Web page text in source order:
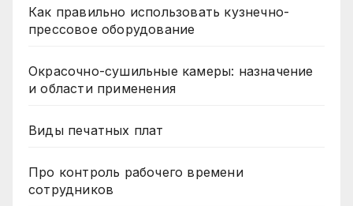
Как правильно использовать кузнечно-
прессовое оборудование
Окрасочно-сушильные камеры: назначение
и области применения
Виды печатных плат
Про контроль рабочего времени
сотрудников